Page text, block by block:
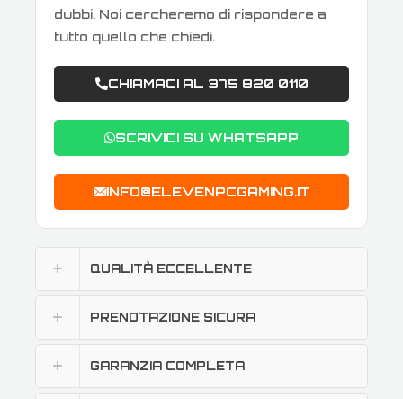
dubbi. Noi cercheremo di rispondere a
tutto quello che chiedi.
CHIAMACI AL 375 820 0110
SCRIVICI SU WHATSAPP
INFO@ELEVENPCGAMING.IT
QUALITÀ ECCELLENTE
PRENOTAZIONE SICURA
GARANZIA COMPLETA